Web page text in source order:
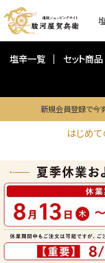
塩辛一覧 セット商品
新規会員登録で今す
はじめ